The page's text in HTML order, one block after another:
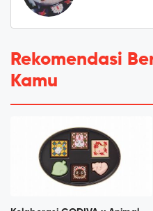
Rekomendasi
Kamu